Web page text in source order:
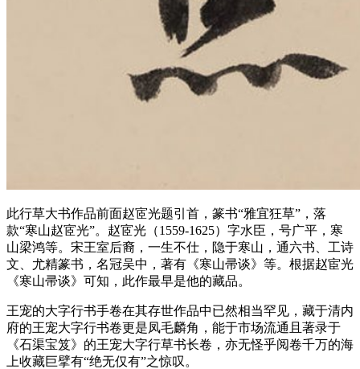
此行草大书作品前面赵宧光题引首，篆书“雅宜狂草”，落
款“寒山赵宧光”。赵宧光（1559-1625）字水臣，号广平，寒
山梁鸿等。宋王室后裔，一生不仕，隐于寒山，通六书、工诗
文、尤精篆书，名冠吴中，著有《寒山帚谈》等。根据赵宦光
《寒山帚谈》可知，此作最早是他的藏品。
王宠的大字行书手卷在其存世作品中已然相当罕见，藏于清内
府的王宠大字行书卷更是凤毛麟角，能于市场流通且著录于
《石渠宝笈》的王宠大字行草书长卷，亦无怪乎阅卷千万的海
上收藏巨擘有“绝无仅有”之惊叹。